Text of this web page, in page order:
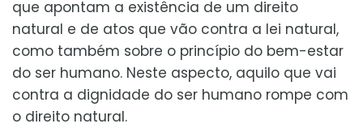
que apontam a existência de um direito
natural e de atos que vão contra a lei natural,
como também sobre o princípio do bem-estar
do ser humano. Neste aspecto, aquilo que vai
contra a dignidade do ser humano rompe com
o direito natural.